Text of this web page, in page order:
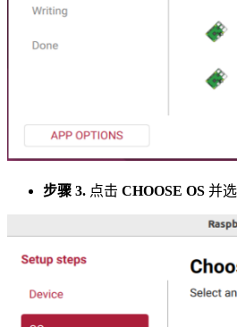
步骤 3. 点击 CHOOSE OS 并